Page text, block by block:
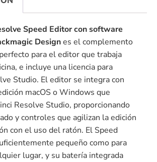
Speed ​​Editor con software
Designes el complemento
para el editor que trabaja
e incluye una licencia para
Studio. El editor se integra con
macOS o Windows que
Resolve Studio, proporcionando
y controles que agilizan la edición
con el uso del ratón. El Speed
pequeño como para
lugar, y su batería integrada